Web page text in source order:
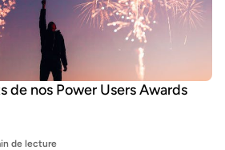
de nos Power Users Awards
de lecture